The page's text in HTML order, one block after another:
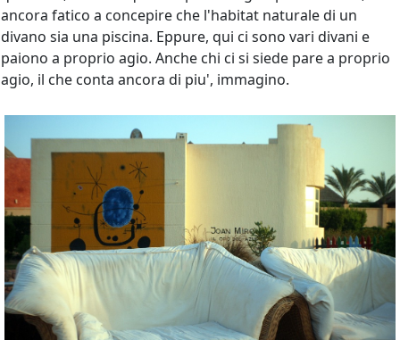
ancora fatico a concepire che l'habitat naturale di un
divano sia una piscina. Eppure, qui ci sono vari divani e
paiono a proprio agio. Anche chi ci si siede pare a proprio
agio, il che conta ancora di piu', immagino.